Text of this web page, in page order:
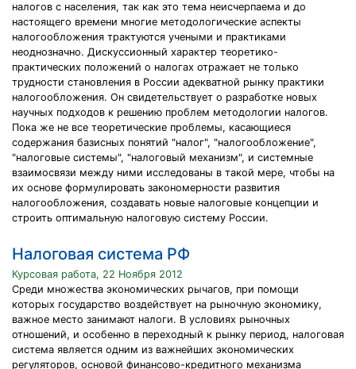
налогов с населения, так как это тема неисчерпаема и до
настоящего времени многие методологические аспекты
налогообложения трактуются учеными и практиками
неоднозначно. Дискуссионный характер теоретико-
практических положений о налогах отражает не только
трудности становления в России адекватной рынку практики
налогообложения. Он свидетельствует о разработке новых
научных подходов к решению проблем методологии налогов.
Пока же не все теоретические проблемы, касающиеся
содержания базисных понятий "налог", "налогообложение",
"налоговые системы", "налоговый механизм", и системные
взаимосвязи между ними исследованы в такой мере, чтобы на
их основе формулировать закономерности развития
налогообложения, создавать новые налоговые концепции и
строить оптимальную налоговую систему России.
Налоговая система РФ
Курсовая работа, 22 Ноября 2012
Среди множества экономических рычагов, при помощи
которых государство воздействует на рыночную экономику,
важное место занимают налоги. В условиях рыночных
отношений, и особенно в переходный к рынку период, налоговая
система является одним из важнейших экономических
регуляторов, основой финансово-кредитного механизма